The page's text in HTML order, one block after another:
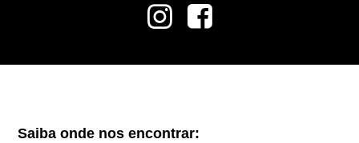
Saiba onde nos encontrar: